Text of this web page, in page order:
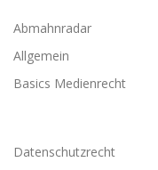
Abmahnradar
Allgemein
Basics Medienrecht
Datenschutzrecht